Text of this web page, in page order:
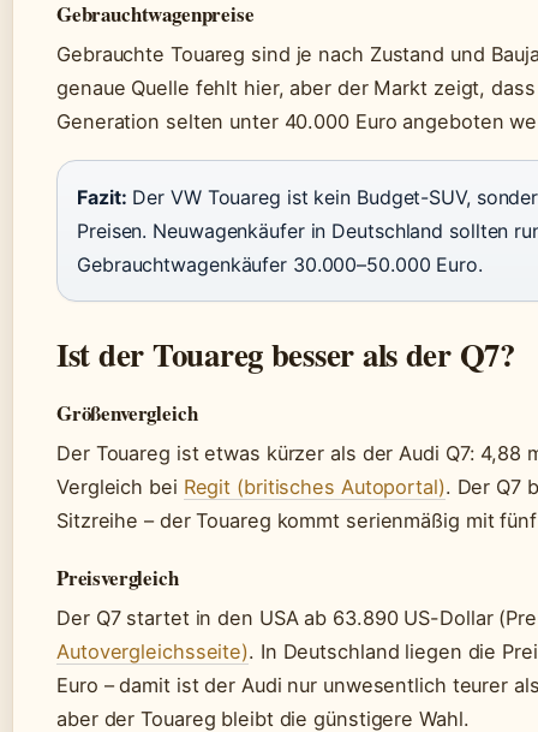
Gebrauchtwagenpreise
Gebrauchte Touareg sind je nach Zustand und
genaue Quelle fehlt hier, aber der Markt zeigt,
Generation selten unter 40.000 Euro angeboten
Fazit: Der VW Touareg ist kein Budget-SUV,
Preisen. Neuwagenkäufer in Deutschland sollten
Gebrauchtwagenkäufer 30.000–50.000 Euro.
Ist der Touareg besser als der Q7?
Größenvergleich
Der Touareg ist etwas kürzer als der Audi Q7:
Vergleich bei Regit (britisches Autoportal). Der Q7
Sitzreihe – der Touareg kommt serienmäßig mit
Preisvergleich
Der Q7 startet in den USA ab 63.890 US-Dollar
Autovergleichsseite). In Deutschland liegen die
Euro – damit ist der Audi nur unwesentlich teurer
aber der Touareg bleibt die günstigere Wahl.